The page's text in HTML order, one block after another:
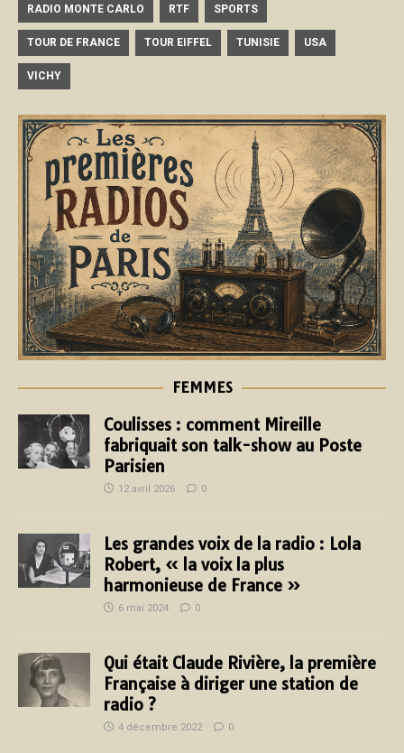
RADIO MONTE CARLO RTF SPORTS
TOUR DE FRANCE TOUR EIFFEL TUNISIE USA
VICHY
FEMMES
Coulisses : comment Mireille
fabriquait son talk-show au Poste
Parisien
12 avril 2026 0
Les grandes voix de la radio : Lola
Robert, « la voix la plus
harmonieuse de France »
6 mai 2024 0
Qui était Claude Rivière, la première
Française à diriger une station de
radio ?
4 décembre 2022 0